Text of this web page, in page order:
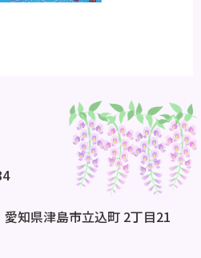
知県津島市立込町 2丁目21